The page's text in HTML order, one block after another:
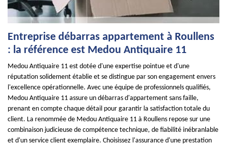
Entreprise débarras appartement à Roullens
: la référence est Medou Antiquaire 11
Medou Antiquaire 11 est dotée d'une expertise pointue et d'une
réputation solidement établie et se distingue par son engagement envers
l'excellence opérationnelle. Avec une équipe de professionnels qualifiés,
Medou Antiquaire 11 assure un débarras d'appartement sans faille,
prenant en compte chaque détail pour garantir la satisfaction totale du
client. La renommée de Medou Antiquaire 11 à Roullens repose sur une
combinaison judicieuse de compétence technique, de fiabilité inébranlable
et d'un service client exemplaire. Choisissez l'assurance d'une prestation